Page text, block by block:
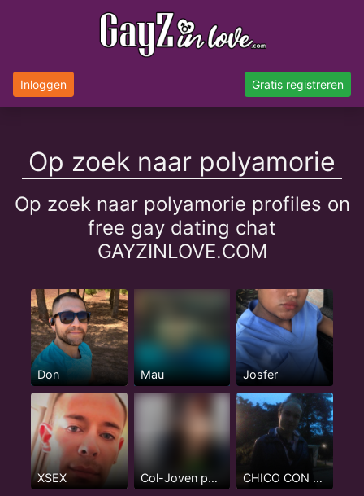
Inloggen Gratis registreren
Op zoek naar polyamorie
Op zoek naar polyamorie profiles on
free gay dating chat
GAYZINLOVE.COM
Don Mau Josfer
XSEX Col-Joven pasivo serio, 24 años CHICO CON CLASE